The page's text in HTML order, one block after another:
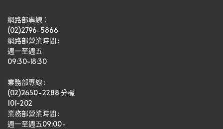
網路部專線：
(02)2796-5866
網路部營業時間 :
週一至週五
09:30~18:30
業務部專線 :
(02)2650-2288 分機
101~202
業務部營業時間 :
週一至週五09:00-